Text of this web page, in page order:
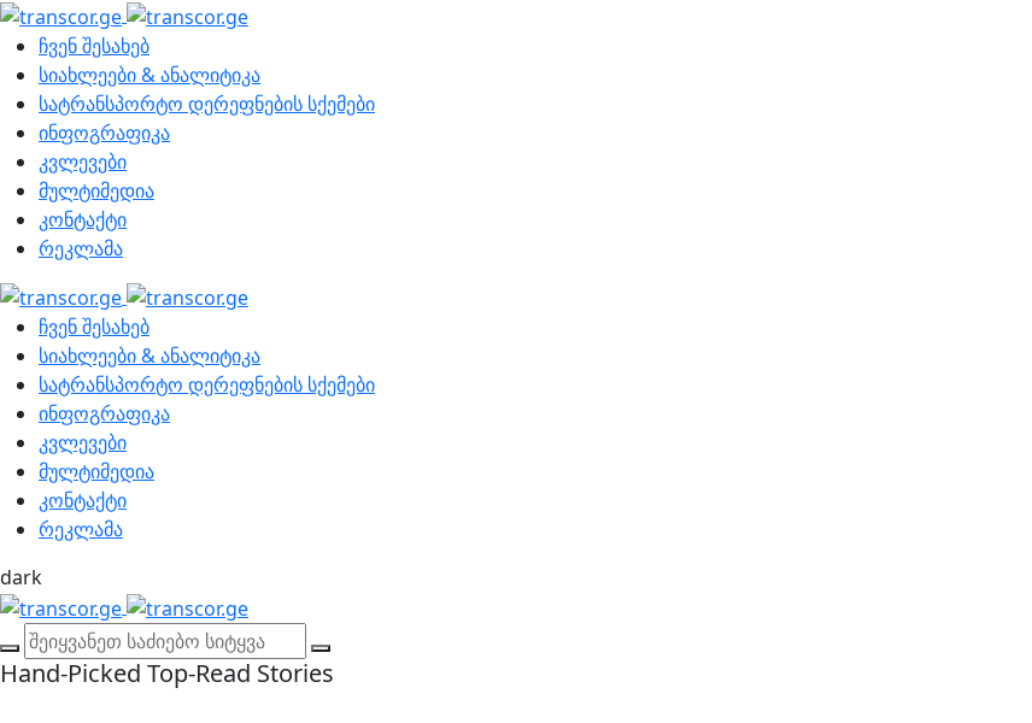
ჩვენ შესახებ
სიახლეები & ანალიტიკა
სატრანსპორტო დერეფნების სქემები
ინფოგრაფიკა
კვლევები
მულტიმედია
კონტაქტი
რეკლამა
ჩვენ შესახებ
სიახლეები & ანალიტიკა
სატრანსპორტო დერეფნების სქემები
ინფოგრაფიკა
კვლევები
მულტიმედია
კონტაქტი
რეკლამა
dark
Hand-Picked Top-Read Stories